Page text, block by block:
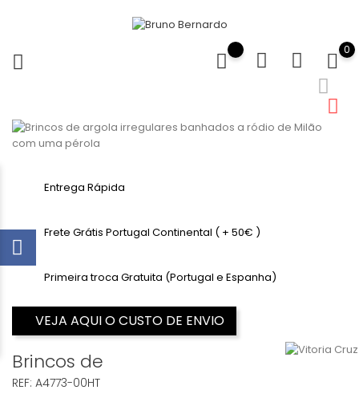
0
Entrega Rápida
Frete Grátis Portugal Continental ( + 50€ )
Primeira troca Gratuita (Portugal e Espanha)
VEJA AQUI O CUSTO DE ENVIO
Brincos de
REF: A4773-00HT